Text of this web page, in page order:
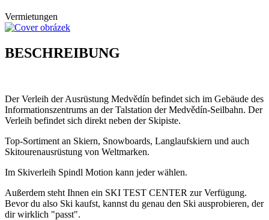
Vermietungen
BESCHREIBUNG
Der Verleih der Ausrüstung Medvědín befindet sich im Gebäude des
Informationszentrums an der Talstation der Medvědín-Seilbahn. Der
Verleih befindet sich direkt neben der Skipiste.
Top-Sortiment an Skiern, Snowboards, Langlaufskiern und auch
Skitourenausrüstung von Weltmarken.
Im Skiverleih Spindl Motion kann jeder wählen.
Außerdem steht Ihnen ein SKI TEST CENTER zur Verfügung.
Bevor du also Ski kaufst, kannst du genau den Ski ausprobieren, der
dir wirklich "passt".